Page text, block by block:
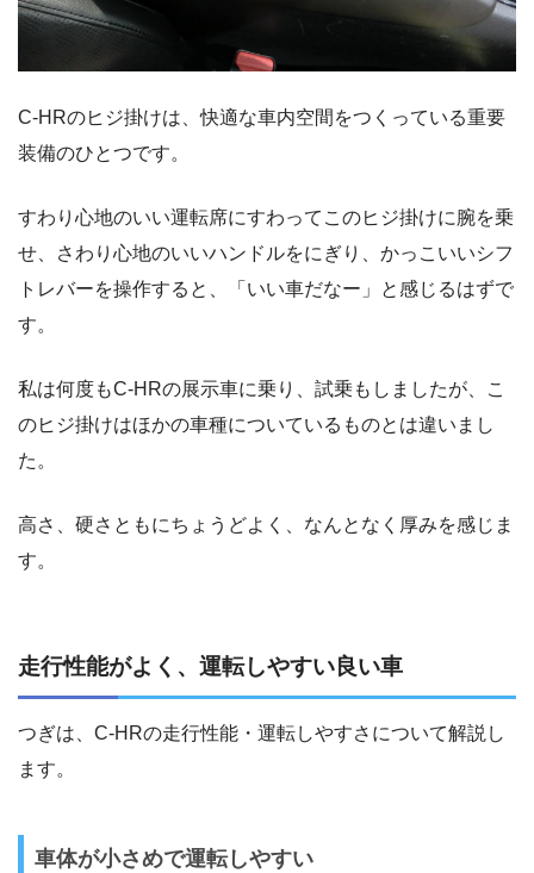
C-HRのヒジ掛けは、快適な車内空間をつくっている重要
装備のひとつです。
すわり心地のいい運転席にすわってこのヒジ掛けに腕を乗
せ、さわり心地のいいハンドルをにぎり、かっこいいシフ
トレバーを操作すると、「いい車だなー」と感じるはずで
す。
私は何度もC-HRの展示車に乗り、試乗もしましたが、こ
のヒジ掛けはほかの車種についているものとは違いまし
た。
高さ、硬さともにちょうどよく、なんとなく厚みを感じま
す。
走行性能がよく、運転しやすい良い車
つぎは、C-HRの走行性能・運転しやすさについて解説し
ます。
車体が小さめで運転しやすい